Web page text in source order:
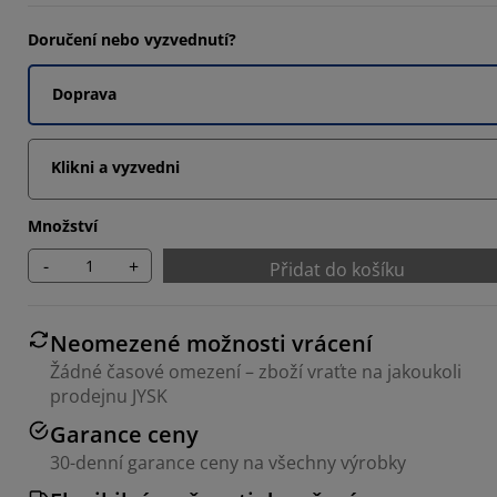
Doručení nebo vyzvednutí?
Doprava
Klikni a vyzvedni
Množství
- + Přidat do košíku
Neomezené možnosti vrácení
Žádné časové omezení – zboží vraťte na jakoukoli
prodejnu JYSK
Garance ceny
30-denní garance ceny na všechny výrobky